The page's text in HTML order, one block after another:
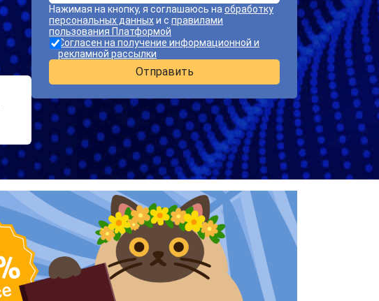
Нажимая на кнопку, я соглашаюсь на обработку
персональных данныхи с правилами
пользования Платформой
Согласен на получение информационной и
рекламной рассылки
Отправить